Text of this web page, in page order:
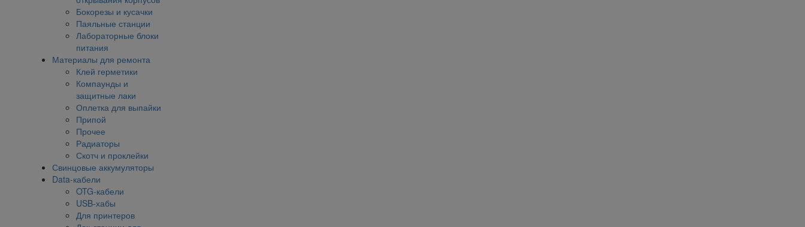
Бокорезы и кусачки
Паяльные станции
Лабораторные блоки
питания
Материалы для ремонта
Клей герметики
Компаунды и
защитные лаки
Оплетка для выпайки
Припой
Прочее
Радиаторы
Скотч и проклейки
Свинцовые аккумуляторы
Data-кабели
OTG-кабели
USB-хабы
Для принтеров